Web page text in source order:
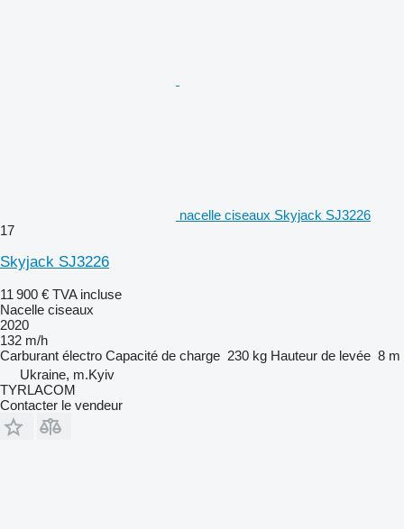
nacelle ciseaux Skyjack SJ3226
17
Skyjack SJ3226
11 900 € TVA incluse
Nacelle ciseaux
2020
132 m/h
Carburant électro Capacité de charge 230 kg Hauteur de levée 8 m
Ukraine, m.Kyiv
TYRLACOM
Contacter le vendeur